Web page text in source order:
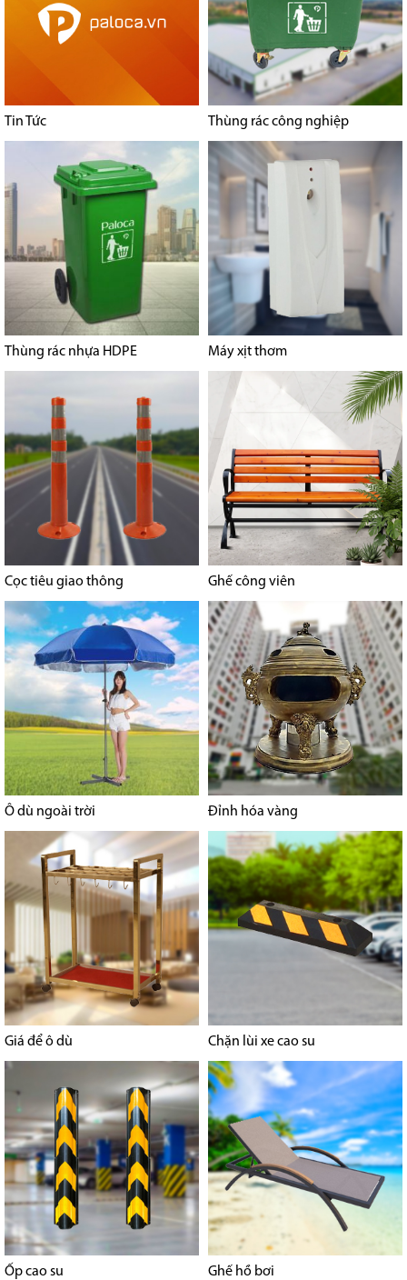
Tin Tức Thùng rác công nghiệp
Thùng rác nhựa HDPE Máy xịt thơm
Cọc tiêu giao thông Ghế công viên
Ô dù ngoài trời Đỉnh hóa vàng
Giá để ô dù Chặn lùi xe cao su
Ốp cao su Ghế hồ bơi